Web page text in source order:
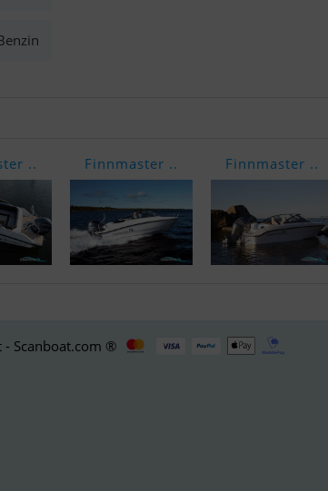
.. Finnmaster .. Finnmaster ..
- Scanboat.com ®